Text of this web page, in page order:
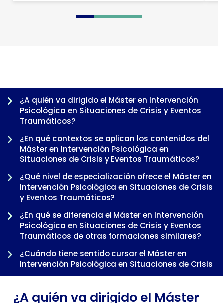
0 1 2 3 4 5 6 7 8
¿A quién va dirigido el Máster en Intervención
Psicológica en Situaciones de Crisis y Eventos
Traumáticos?
¿En qué contextos se aplican los contenidos del
Máster en Intervención Psicológica en
Situaciones de Crisis y Eventos Traumáticos?
¿Qué nivel de especialización ofrece el Máster en
Intervención Psicológica en Situaciones de Crisis
y Eventos Traumáticos?
¿En qué se diferencia el Máster en Intervención
Psicológica en Situaciones de Crisis y Eventos
Traumáticos de otras formaciones similares?
¿Cuándo tiene sentido cursar el Máster en
Intervención Psicológica en Situaciones de Crisis
y Eventos Traumáticos dentro de una trayectoria
¿A quién va dirigido el Máster